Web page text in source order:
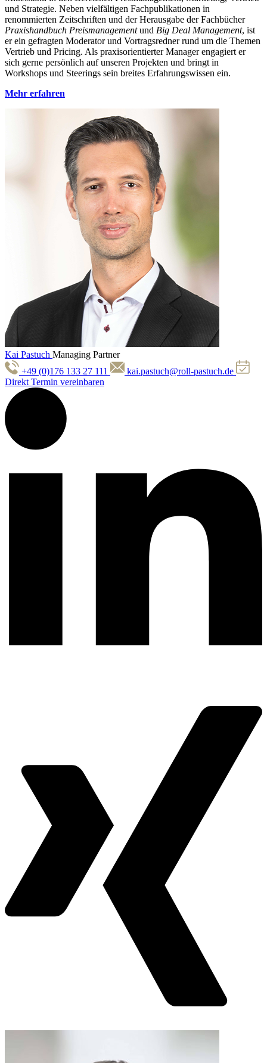
und Strategie. Neben vielfältigen Fachpublikationen in
renommierten Zeitschriften und der Herausgabe der Fachbücher
Praxishandbuch Preismanagementund Big Deal Management, ist
er ein gefragten Moderator und Vortragsredner rund um die Themen
Vertrieb und Pricing. Als praxisorientierter Manager engagiert er
sich gerne persönlich auf unseren Projekten und bringt in
Workshops und Steerings sein breites Erfahrungswissen ein.
Mehr erfahren
Kai Pastuch Managing Partner
+49 (0)176 133 27 111
kai.pastuch@roll-pastuch.de
Direkt Termin vereinbaren